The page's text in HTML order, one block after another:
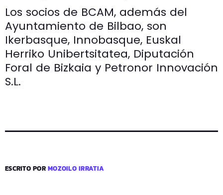
Los socios de BCAM, además del
Ayuntamiento de Bilbao, son
Ikerbasque, Innobasque, Euskal
Herriko Unibertsitatea, Diputación
Foral de Bizkaia y Petronor Innovación
S.L.
ESCRITO PORMOZOILO IRRATIA